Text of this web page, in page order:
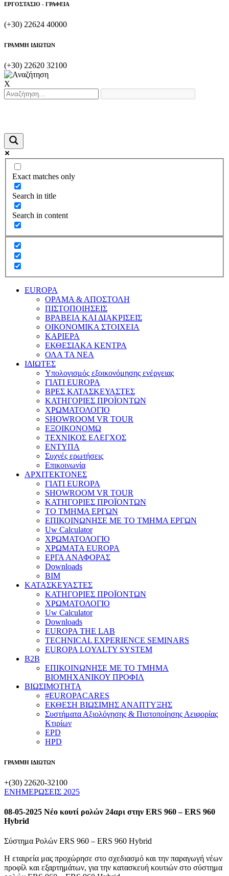
ΕΡΓΟΣΤΑΣΙΟ - ΓΡΑΦΕΙΑ
(+30) 22624 40000
ΓΡΑΜΜΗ ΙΔΙΩΤΩΝ
(+30) 22620 32100
X
Exact matches only
Search in title
Search in content
EUROPA
ΟΡΑΜΑ & ΑΠΟΣΤΟΛΗ
ΠΙΣΤΟΠΟΙΗΣΕΙΣ
ΒΡΑΒΕΙΑ ΚΑΙ ΔΙΑΚΡΙΣΕΙΣ
ΟΙΚΟΝΟΜΙΚΑ ΣΤΟΙΧΕΙΑ
ΚΑΡΙΕΡΑ
ΕΚΘΕΣΙΑΚΑ ΚΕΝΤΡΑ
ΟΛΑ ΤΑ ΝΕΑ
ΙΔΙΩΤΕΣ
Υπολογισμός εξοικονόμησης ενέργειας
ΓΙΑΤΙ EUROPA
ΒΡΕΣ ΚΑΤΑΣΚΕΥΑΣΤΕΣ
ΚΑΤΗΓΟΡΙΕΣ ΠΡΟΪΟΝΤΩΝ
ΧΡΩΜΑΤΟΛΟΓΙΟ
SHOWROOM VR TOUR
ΕΞΟΙΚΟΝΟΜΩ
ΤΕΧΝΙΚΟΣ ΕΛΕΓΧΟΣ
ΕΝΤΥΠΑ
Συχνές ερωτήσεις
Επικοινωνία
ΑΡΧΙΤΕΚΤΟΝΕΣ
ΓΙΑΤΙ EUROPA
SHOWROOM VR TOUR
ΚΑΤΗΓΟΡΙΕΣ ΠΡΟΪΟΝΤΩΝ
ΤΟ ΤΜΗΜΑ ΕΡΓΩΝ
​ΕΠΙΚΟΙΝΩΝΗΣΕ ΜΕ ΤΟ ΤΜΗΜΑ ΕΡΓΩΝ
Uw Calculator
ΧΡΩΜΑΤΟΛΟΓΙΟ
ΧΡΩΜΑΤΑ EUROPA
ΕΡΓΑ ΑΝΑΦΟΡΑΣ
Downloads
BIM
ΚΑΤΑΣΚΕΥΑΣΤΕΣ
ΚΑΤΗΓΟΡΙΕΣ ΠΡΟΪΟΝΤΩΝ
ΧΡΩΜΑΤΟΛΟΓΙΟ
Uw Calculator
Downloads
EUROPA THE LAB
TECHNICAL EXPERIENCE SEMINARS
EUROPA LOYALTY SYSTEM
B2B
​ΕΠΙΚΟΙΝΩΝΗΣΕ ΜΕ ΤΟ ΤΜΗΜΑ
ΒΙΟΜΗΧΑΝΙΚΟΥ ​ΠΡΟΦΙΛ
ΒΙΩΣΙΜΟΤΗΤΑ
#EUROPACARES
ΕΚΘΕΣΗ ΒΙΩΣΙΜΗΣ ΑΝΑΠΤΥΞΗΣ
Συστήματα Αξιολόγησης & Πιστοποίησης Αειφορίας
Κτιρίων
EPD
HPD
ΓΡΑΜΜΗ ΙΔΙΩΤΩΝ
+(30) 22620-32100
ΕΝΗΜΕΡΩΣΕΙΣ 2025
08-05-2025 Νέο κουτί ρολών 24αρι στην ERS 960 – ERS 960
Hybrid
Σύστημα Ρολών ERS 960 – ERS 960 Hybrid
Η εταιρεία μας προχώρησε στο σχεδιασμό και την παραγωγή νέων
προφίλ και εξαρτημάτων, για την κατασκευή κουτιών στο σύστημα